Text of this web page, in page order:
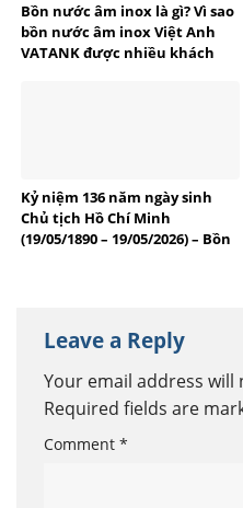
Bồn nước âm inox là gì? Vì sao
bồn nước âm inox Việt Anh
VATANK được nhiều khách
Kỷ niệm 136 năm ngày sinh
Chủ tịch Hồ Chí Minh
(19/05/1890 – 19/05/2026) – Bồn
Leave a Reply
Your email address will
Required fields are
Comment *